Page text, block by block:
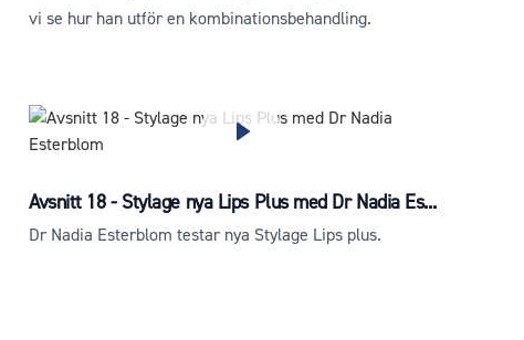
vi se hur han utför en kombinationsbehandling.
Avsnitt 18 - Stylage nya Lips Plus med Dr Nadia Es...
Dr Nadia Esterblom testar nya Stylage Lips plus.